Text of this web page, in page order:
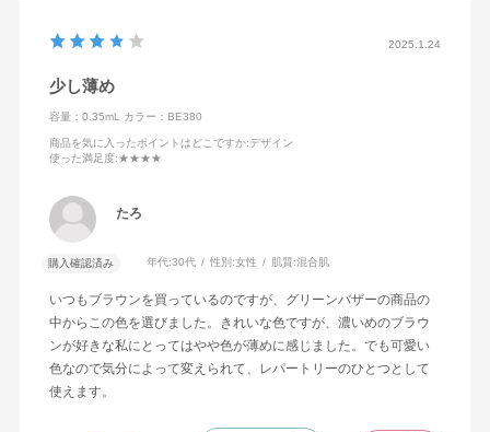
2025.1.24
少し薄め
容量：0.35mL カラー：BE380
商品を気に入ったポイントはどこですか:デザイン
使った満足度:★★★★
たろ
購入確認済み 年代:30代 性別:女性 肌質:混合肌
いつもブラウンを買っているのですが、グリーンバザーの商品の
中からこの色を選びました。きれいな色ですが、濃いめのブラウ
ンが好きな私にとってはやや色が薄めに感じました。でも可愛い
色なので気分によって変えられて、レパートリーのひとつとして
使えます。